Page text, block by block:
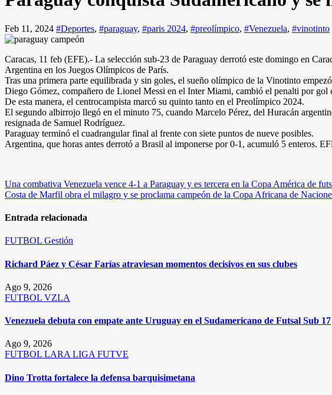
Feb 11, 2024 #Deportes, #paraguay, #paris 2024, #preolímpico, #Venezuela, #vinotinto
Caracas, 11 feb (EFE).- La selección sub-23 de Paraguay derrotó este domingo en
Argentina en los Juegos Olímpicos de París.
Tras una primera parte equilibrada y sin goles, el sueño olímpico de la Vinotinto
Diego Gómez, compañero de Lionel Messi en el Inter Miami, cambió el penalti por gol
De esta manera, el centrocampista marcó su quinto tanto en el Preolímpico 2024.
El segundo albirrojo llegó en el minuto 75, cuando Marcelo Pérez, del Huracán
resignada de Samuel Rodríguez.
Paraguay terminó el cuadrangular final al frente con siete puntos de nueve posibles.
Argentina, que horas antes derrotó a Brasil al imponerse por 0-1, acumuló 5 enteros.
Navegación
de
entradas
Una combativa Venezuela vence 4-1 a Paraguay y es tercera en la Copa América de
Costa de Marfil obra el milagro y se proclama campeón de la Copa Africana de
Entrada relacionada
FUTBOL Gestión
Richard Páez y César Farías atraviesan momentos decisivos en sus clubes
Ago 9, 2026
FUTBOL VZLA
Venezuela debuta con empate ante Uruguay en el Sudamericano de Futsal Sub 17
Ago 9, 2026
FUTBOL LARALIGA FUTVE
Dino Trotta fortalece la defensa barquisimetana